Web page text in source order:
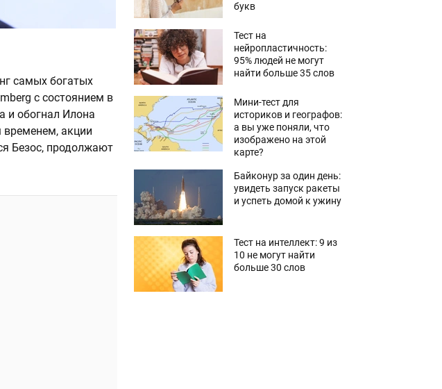
самых богатых
с состоянием в
и обогнал Илона
временем, акции
Безос, продолжают
букв
Тест на
нейропластичность:
95% людей не могут
найти больше 35 слов
Мини-тест для
историков и географов:
а вы уже поняли, что
изображено на этой
карте?
Байконур за один день:
увидеть запуск ракеты
и успеть домой к ужину
Тест на интеллект: 9 из
10 не могут найти
больше 30 слов